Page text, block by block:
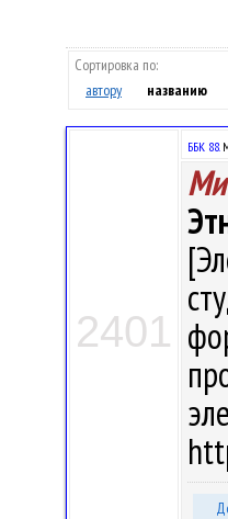
Сортировка по:
автору
названию
2401
ББК 88.